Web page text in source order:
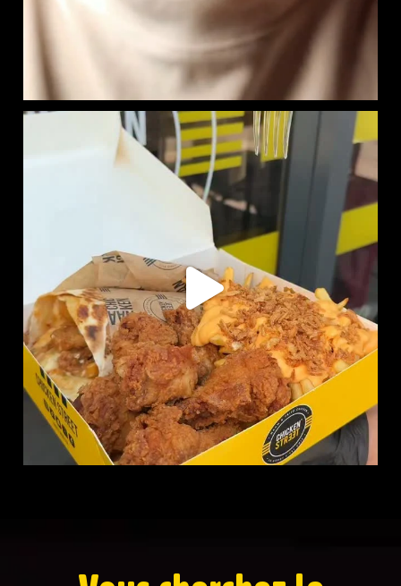
RITCHIE BOX DISPONIBLE EN LIVRAISON :
SUR...
733 7